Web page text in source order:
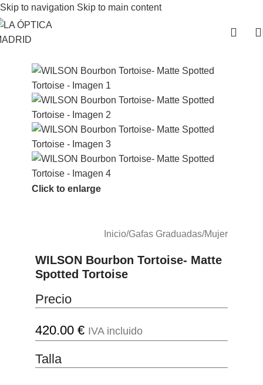
Skip to navigation Skip to main content
Click to enlarge
Inicio/Gafas Graduadas/Mujer
WILSON Bourbon Tortoise- Matte
Spotted Tortoise
Precio
420.00 € IVA incluido
Talla